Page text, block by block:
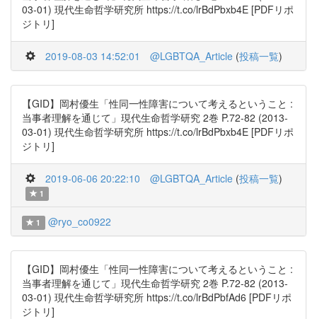
03-01) 現代生命哲学研究所 https://t.co/lrBdPbxb4E [PDFリポ
ジトリ]
2019-08-03 14:52:01 @LGBTQA_Article (投稿一覧)
【GID】岡村優生「性同一性障害について考えるということ :
当事者理解を通じて」現代生命哲学研究 2巻 P.72-82 (2013-
03-01) 現代生命哲学研究所 https://t.co/lrBdPbxb4E [PDFリポ
ジトリ]
2019-06-06 20:22:10 @LGBTQA_Article (投稿一覧)
1
1 @ryo_co0922
【GID】岡村優生「性同一性障害について考えるということ :
当事者理解を通じて」現代生命哲学研究 2巻 P.72-82 (2013-
03-01) 現代生命哲学研究所 https://t.co/lrBdPbfAd6 [PDFリポ
ジトリ]